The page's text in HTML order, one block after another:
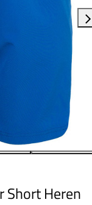
Short Heren